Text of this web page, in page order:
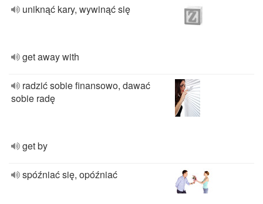
uniknąć kary, wywinąć się
get away with
radzić sobie finansowo, dawać
sobie radę
get by
spóźniać się, opóźniać